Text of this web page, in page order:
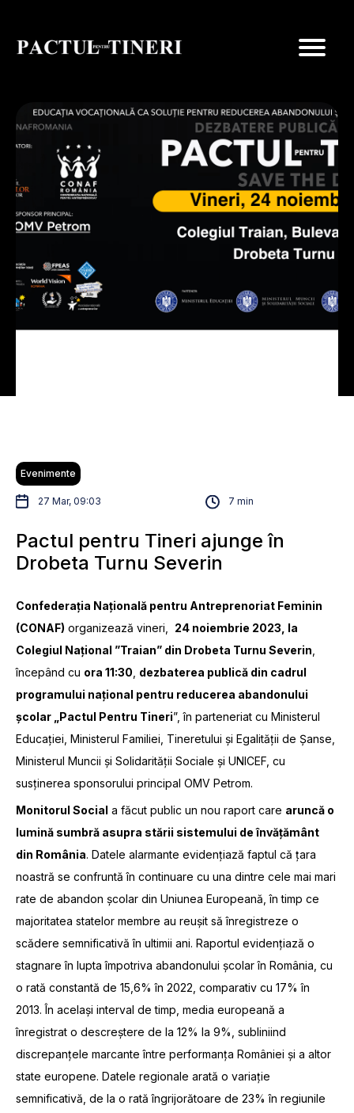
Evenimente
27 Mar, 09:03 7 min
Pactul pentru Tineri ajunge în
Drobeta Turnu Severin
Confederația Națională pentru Antreprenoriat Feminin
(CONAF) organizează vineri, 24 noiembrie 2023, la
Colegiul Național ”Traian” din Drobeta Turnu Severin,
începând cu ora 11:30, dezbaterea publică din cadrul
programului național pentru reducerea abandonului
școlar „Pactul Pentru Tineri”, în parteneriat cu Ministerul
Educației, Ministerul Familiei, Tineretului și Egalității de Șanse,
Ministerul Muncii și Solidarității Sociale și UNICEF, cu
susținerea sponsorului principal OMV Petrom.
Monitorul Social a făcut public un nou raport care aruncă o
lumină sumbră asupra stării sistemului de învățământ
din România. Datele alarmante evidențiază faptul că țara
noastră se confruntă în continuare cu una dintre cele mai mari
rate de abandon școlar din Uniunea Europeană, în timp ce
majoritatea statelor membre au reușit să înregistreze o
scădere semnificativă în ultimii ani. Raportul evidențiază o
stagnare în lupta împotriva abandonului școlar în România, cu
o rată constantă de 15,6% în 2022, comparativ cu 17% în
2013. În același interval de timp, media europeană a
înregistrat o descreștere de la 12% la 9%, subliniind
discrepanțele marcante între performanța României și a altor
state europene. Datele regionale arată o variație
semnificativă, de la o rată îngrijorătoare de 23% în regiunile